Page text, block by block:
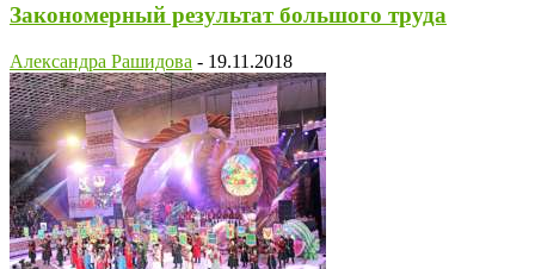
Закономерный результат большого труда
Александра Рашидова - 19.11.2018